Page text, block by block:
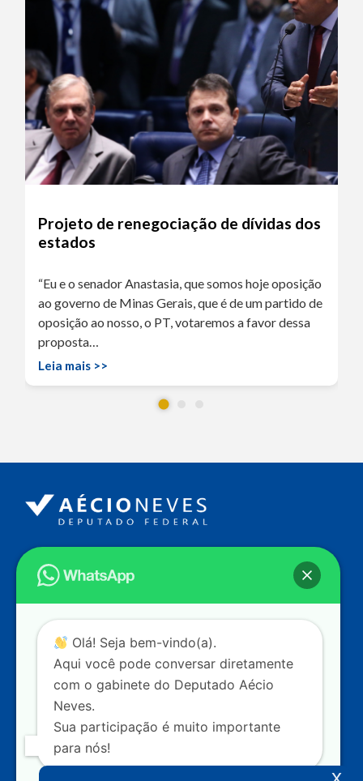
Projeto de renegociação de dívidas dos
estados
“Eu e o senador Anastasia, que somos hoje oposição
ao governo de Minas Gerais, que é de um partido de
oposição ao nosso, o PT, votaremos a favor dessa
proposta…
Leia mais >>
Endereço
Câmara dos Deputados
Ed. Principal, Ala C – Gabinete
Contato
dep.aecioneves@camara.leg.br
+55 (61) 3215-5964
+55 (31) 3261-0121
+55 (31) 97150-0834
Nossas redes
Olá! Seja bem-vindo(a).
Aqui você pode conversar diretamente
com o gabinete do Deputado Aécio
Neves.
Sua participação é muito importante
para nós!